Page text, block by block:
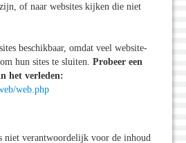
of naar websites kijken die niet
beschikbaar, omdat veel website-
hun sites te sluiten. Probeer een
het verleden:
web.php
niet verantwoordelijk voor de inhoud